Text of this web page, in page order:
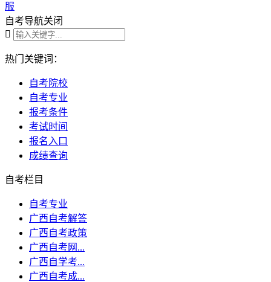
服
自考导航关闭

热门关键词：
自考院校
自考专业
报考条件
考试时间
报名入口
成绩查询
自考栏目
自考专业
广西自考解答
广西自考政策
广西自考网...
广西自学考...
广西自考成...